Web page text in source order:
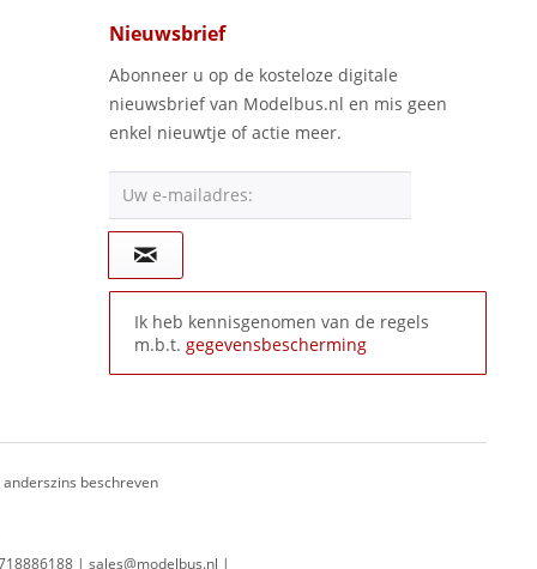
Nieuwsbrief
Abonneer u op de kosteloze digitale
nieuwsbrief van Modelbus.nl en mis geen
enkel nieuwtje of actie meer.
Uw e-mailadres:
Ik heb kennisgenomen van de regels
m.b.t. gegevensbescherming
beschreven
| sales@modelbus.nl |